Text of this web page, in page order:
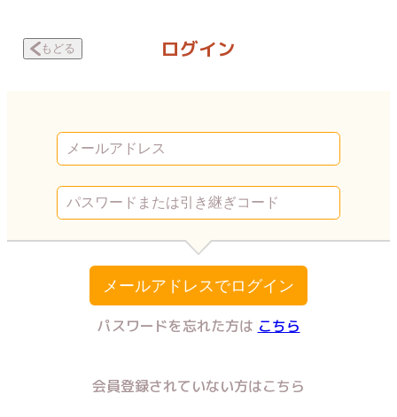
もどる ログイン
メールアドレスでログイン
パスワードを忘れた方は こちら
会員登録されていない方はこちら